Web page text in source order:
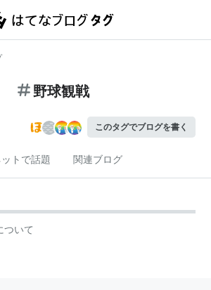
野球観戦
このタグでブログを書く
トで話題 関連ブログ
ついて